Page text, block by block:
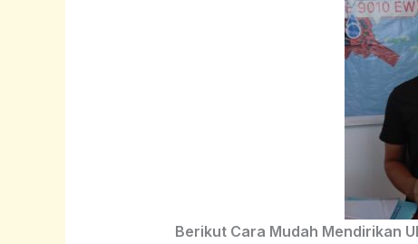
Berikut Cara Mudah Mendirikan